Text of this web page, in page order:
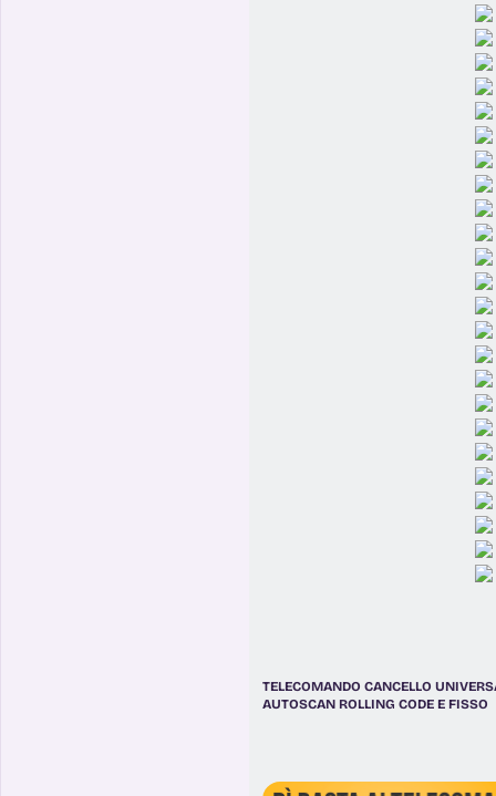
TELECOMANDO CANCELLO
AUTOSCAN ROLLING CODE E FISSO